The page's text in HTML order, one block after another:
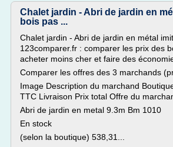
Chalet jardin - Abri de jardin en
bois pas ...
Chalet jardin - Abri de jardin en métal
123comparer.fr : comparer les prix des
acheter moins cher et faire des
Comparer les offres des 3 marchands
Image Description du marchand
TTC Livraison Prix total Offre du
Abri de jardin en metal 9.3m Bm 1010
En stock
(selon la boutique) 538,31...